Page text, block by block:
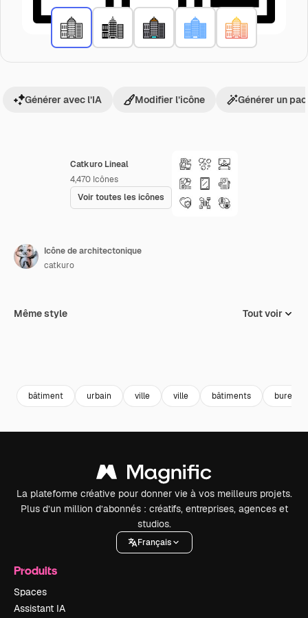
Catkuro Lineal
4,470 Icônes
Voir toutes les icônes
Générer avec l’IA Modifier l’icône Générer un
Icône de architectonique
catkuro
Même style Tout voir
bâtiment urbain ville ville bâtiments bureau
La plateforme créative pour donner vie à vos meilleurs projets.
Plus d’un million d’abonnés : créatifs, entreprises, agences et
studios.
Français
Produits
Spaces
Assistant IA